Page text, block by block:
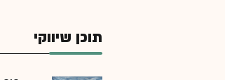
תוכן שיווקי